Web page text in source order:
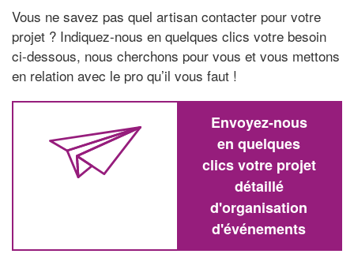
Vous ne savez pas quel artisan contacter pour votre
projet ? Indiquez-nous en quelques clics votre besoin
ci-dessous, nous cherchons pour vous et vous mettons
en relation avec le pro qu’il vous faut !
Envoyez-nous
en quelques
clics votre projet
détaillé
d'organisation
d'événements